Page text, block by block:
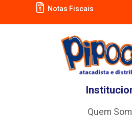
Notas Fiscais
Quem